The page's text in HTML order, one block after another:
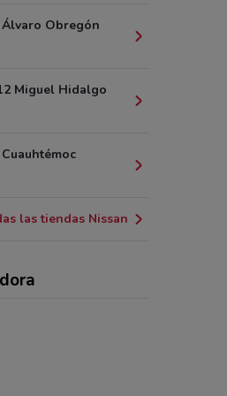
Álvaro Obregón
Miguel Hidalgo
las tiendas Nissan